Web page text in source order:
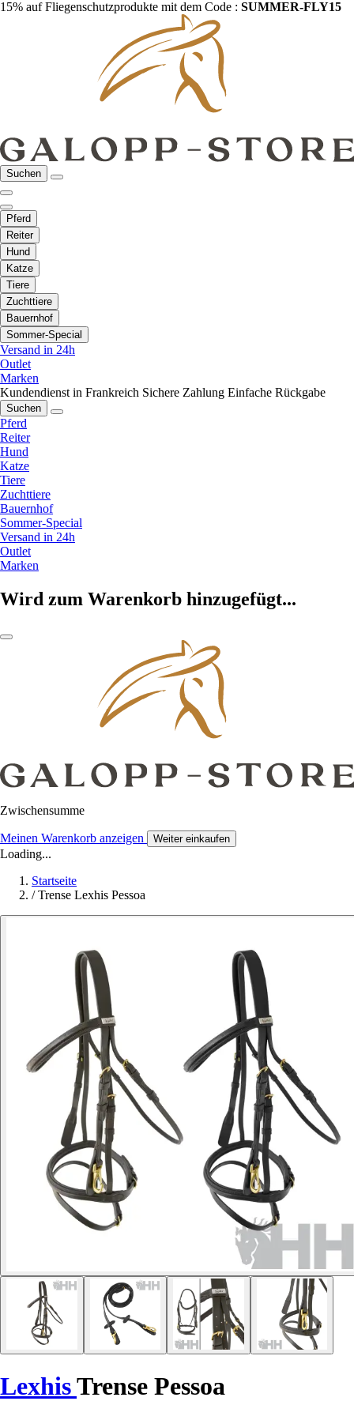
15% auf Fliegenschutzprodukte mit dem Code : SUMMER-FLY15
Suchen
Pferd
Reiter
Hund
Katze
Tiere
Zuchttiere
Bauernhof
Sommer-Special
Versand in 24h
Outlet
Marken
Kundendienst in Frankreich Sichere Zahlung Einfache Rückgabe
Suchen
Pferd
Reiter
Hund
Katze
Tiere
Zuchttiere
Bauernhof
Sommer-Special
Versand in 24h
Outlet
Marken
Wird zum Warenkorb hinzugefügt...
Zwischensumme
Meinen Warenkorb anzeigen Weiter einkaufen
Loading...
Startseite
/ Trense Lexhis Pessoa
LexhisTrense Pessoa